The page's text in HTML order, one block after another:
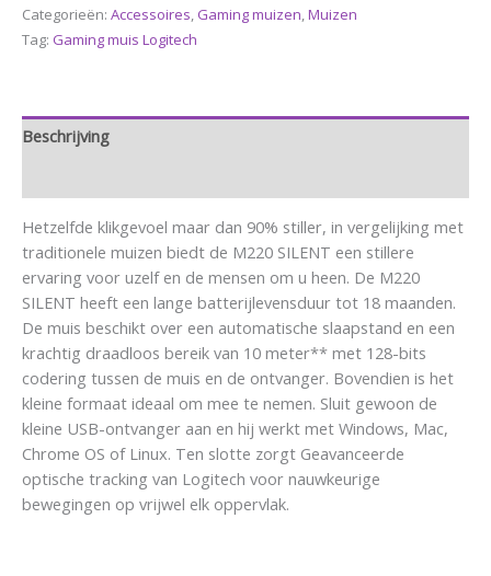
Categorieën: Accessoires, Gaming muizen,Muizen
Tag: Gaming muis Logitech
Beschrijving
Hetzelfde klikgevoel maar dan 90% stiller, in vergelijking met
traditionele muizen biedt de M220 SILENT een stillere
ervaring voor uzelf en de mensen om u heen. De M220
SILENT heeft een lange batterijlevensduur tot 18 maanden.
De muis beschikt over een automatische slaapstand en een
krachtig draadloos bereik van 10 meter** met 128-bits
codering tussen de muis en de ontvanger. Bovendien is het
kleine formaat ideaal om mee te nemen. Sluit gewoon de
kleine USB-ontvanger aan en hij werkt met Windows, Mac,
Chrome OS of Linux. Ten slotte zorgt Geavanceerde
optische tracking van Logitech voor nauwkeurige
bewegingen op vrijwel elk oppervlak.